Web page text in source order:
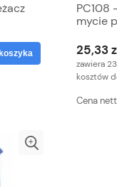
PC108
mycie
25,33
zawiera
kosztów
Cena